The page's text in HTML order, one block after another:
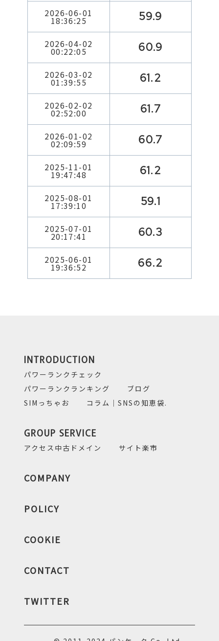
2026-06-01
18:36:25 59.9
2026-04-02
00:22:05 60.9
2026-03-02
01:39:55 61.2
2026-02-02
02:52:00 61.7
2026-01-02
02:09:59 60.7
2025-11-01
19:47:48 61.2
2025-08-01
17:39:10 59.1
2025-07-01
20:17:41 60.3
2025-06-01
19:36:52 66.2
INTRODUCTION
パワーランクチェック
パワーランクランキング
ブログ
SIMっちゃお
コラム｜SNSの知恵袋.
GROUP SERVICE
アクセス中古ドメイン サイト楽市
COMPANY
POLICY
COOKIE
CONTACT
TWITTER